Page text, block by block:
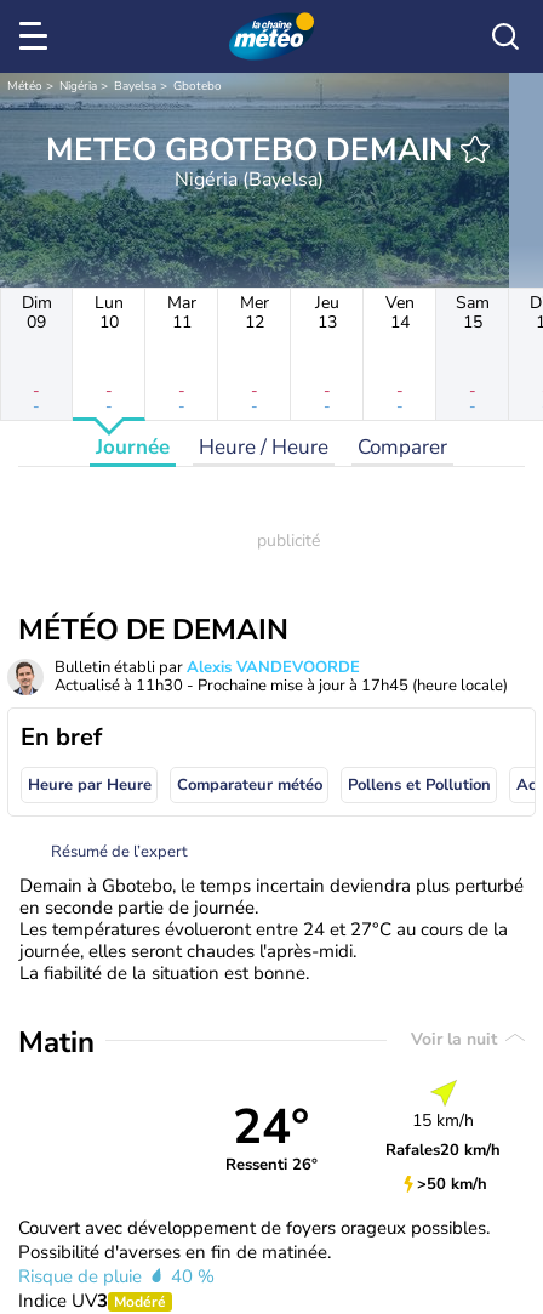
Météo Nigéria Bayelsa Gbotebo
METEO GBOTEBO DEMAIN
Nigéria (Bayelsa)
Dim
09
-
-
Lun
10
-
-
Mar
11
-
-
Mer
12
-
-
Jeu
13
-
-
Ven
14
-
-
Sam
15
-
-
Journée Heure / Heure Comparer
MÉTÉO DE DEMAIN
Bulletin établi parAlexis VANDEVOORDE
Actualisé à 11h30 - Prochaine mise à jour à 17h45 (heure locale)
En bref
Heure par Heure Comparateur météo Pollens et Pollution
Résumé de l’expert
Demain à Gbotebo, le temps incertain deviendra plus perturbé
en seconde partie de journée.
Les températures évolueront entre 24 et 27°C au cours de la
journée, elles seront chaudes l'après-midi.
La fiabilité de la situation est bonne.
Matin Voir la nuit
24°
Ressenti 26°
15 km/h
Rafales20 km/h
>50 km/h
Couvert avec développement de foyers orageux possibles.
Possibilité d'averses en fin de matinée.
Risque de pluie
40 %
Indice UV3 Modéré